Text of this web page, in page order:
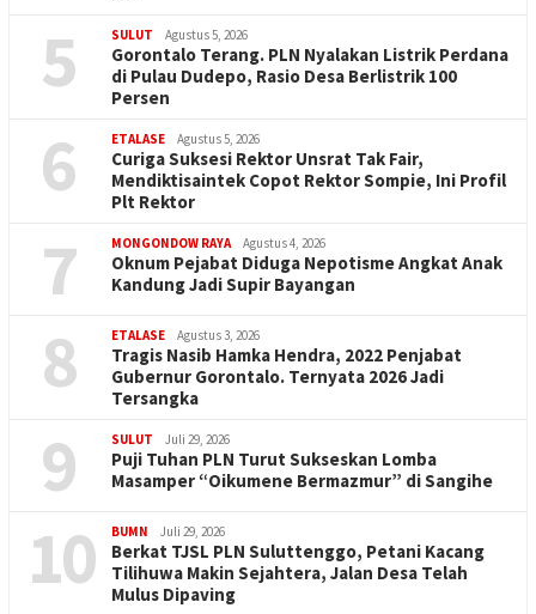
5 SULUT Agustus 5, 2026
Gorontalo Terang. PLN Nyalakan Listrik Perdana
di Pulau Dudepo, Rasio Desa Berlistrik 100
Persen
6 ETALASE Agustus 5, 2026
Curiga Suksesi Rektor Unsrat Tak Fair,
Mendiktisaintek Copot Rektor Sompie, Ini Profil
Plt Rektor
7 MONGONDOW RAYA Agustus 4, 2026
Oknum Pejabat Diduga Nepotisme Angkat Anak
Kandung Jadi Supir Bayangan
8 ETALASE Agustus 3, 2026
Tragis Nasib Hamka Hendra, 2022 Penjabat
Gubernur Gorontalo. Ternyata 2026 Jadi
Tersangka
9 SULUT Juli 29, 2026
Puji Tuhan PLN Turut Sukseskan Lomba
Masamper “Oikumene Bermazmur” di Sangihe
10 BUMN Juli 29, 2026
Berkat TJSL PLN Suluttenggo, Petani Kacang
Tilihuwa Makin Sejahtera, Jalan Desa Telah
Mulus Dipaving